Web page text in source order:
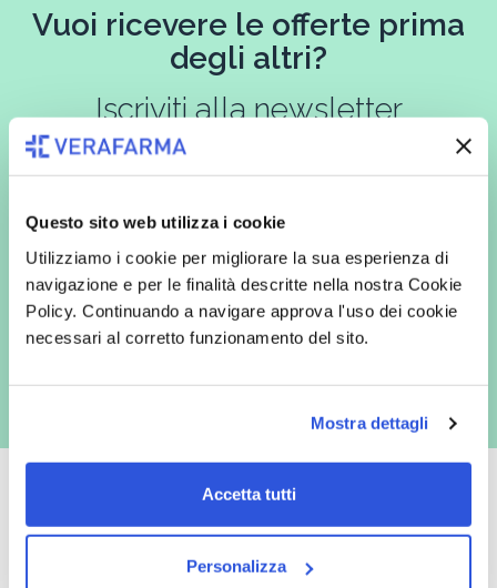
Questo sito web utilizza i cookie
Utilizziamo i cookie per migliorare la sua esperienza di
navigazione e per le finalità descritte nella nostra Cookie
Policy. Continuando a navigare approva l'uso dei cookie
necessari al corretto funzionamento del sito.
Mostra dettagli
Accetta tutti
Personalizza
Vuoi ricevere le offerte prima
degli altri?
Iscriviti alla newsletter
In qualità di interessato, avendo letto l’informativa
espressamente al trattamento dei miei dati personali per finalità
commerciali da parte di Verafarma, tra cui invio di comunicazioni
marketing (con modalità telematiche - quali ad es. newsletter ed e-mail
con inviti e comunicazioni commerciali - e modalità tradizionali, quali ad
es. posta cartacea)
Oltre 50.000 prodotti